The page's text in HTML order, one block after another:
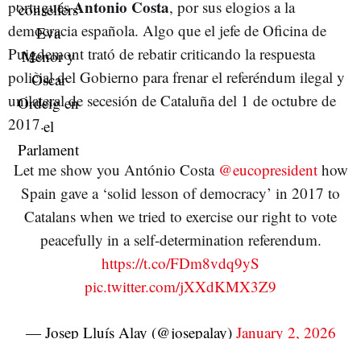
portuguésAntonio Costa, por sus elogios a la
democracia española. Algo que el jefe de Oficina de
Puigdemont trató de rebatir criticando la respuesta
policial del Gobierno para frenar el referéndum ilegal y
unilateral de secesión de Cataluña del 1 de octubre de
2017.
Let me show you António Costa @eucopresidenthow
Spain gave a ‘solid lesson of democracy’ in 2017 to
Catalans when we tried to exercise our right to vote
peacefully in a self-determination referendum.
https://t.co/FDm8vdq9yS
pic.twitter.com/jXXdKMX3Z9
— Josep Lluís Alay (@josepalay) January 2, 2026